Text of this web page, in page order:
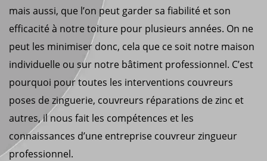
mais aussi, que l’on peut garder sa fiabilité et son
efficacité à notre toiture pour plusieurs années. On ne
peut les minimiser donc, cela que ce soit notre maison
individuelle ou sur notre bâtiment professionnel. C’est
pourquoi pour toutes les interventions couvreurs
poses de zinguerie, couvreurs réparations de zinc et
autres, il nous fait les compétences et les
connaissances d’une entreprise couvreur zingueur
professionnel.